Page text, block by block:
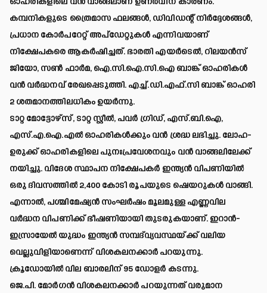
കമ്പനികളുടെ ത്രൈമാസ ഫലങ്ങൾ, ഡിവിഡന്റ് നിർദ്ദേശങ്ങൾ,
പ്രധാന കോർപറേറ്റ് അപ്ഡേറ്റുകൾ എന്നിവയാണ്
നിക്ഷേപകരെ ആകർഷിച്ചത്. ഭാരതി എയർടെൽ, റിലയൻസ്
ജിയോ, സൺ ഫാർമ, ഐ.സി.ഐ.സി.ഐ ബാങ്ക് ഓഹരികൾ
വൻ വർദ്ധനവ് രേഖപ്പെടുത്തി. എച്ച്.ഡി.എഫ്.സി ബാങ്ക് ഓഹരി
2 ശതമാനത്തിലധികം ഉയർന്നു.
ടാറ്റ മോട്ടോഴ്സ്, ടാറ്റ സ്റ്റീൽ, പവർ ഗ്രിഡ്, എസ്.ബി.ഐ,
എസ്.എ.ഐ.എൽ ഓഹരികൾക്കും വൻ ശ്രദ്ധ ലഭിച്ചു. ലോഹ-
ഉരുക്ക് ഓഹരികളിലെ പുനഃപ്രവേശനവും വൻ വാങ്ങലിലേക്ക്
നയിച്ചു. വിദേശ സ്ഥാപന നിക്ഷേപകർ ഇന്ത്യൻ വിപണിയിൽ
ഒരു ദിവസത്തിൽ 2,400 കോടി രൂപയുടെ ഷെയറുകൾ വാങ്ങി.
എന്നാൽ, പശ്ചിമേഷ്യൻ സംഘർഷം മൂലമുള്ള എണ്ണവില
വർദ്ധന വിപണിക്ക് ഭീഷണിയായി തുടരുകയാണ്. ഇറാൻ-
ഇസ്രായേൽ യുദ്ധം ഇന്ത്യൻ സമ്പദ്‌വ്യവസ്ഥയ്ക്ക് വലിയ
വെല്ലുവിളിയാണെന്ന് വിശകലനക്കാർ പറയുന്നു.
ക്രൂഡോയിൽ വില ബാരലിന് 95 ഡോളർ കടന്നു.
ജെ.പി. മോർഗൻ വിശകലനക്കാർ പറയുന്നത് വരുമാന